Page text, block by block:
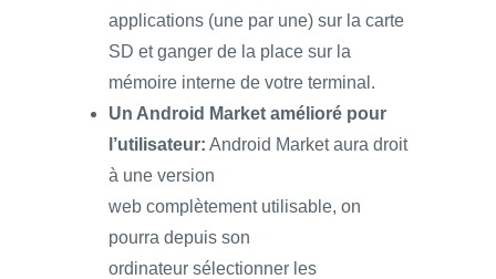
applications (une par une) sur la carte
SD et ganger de la place sur la
mémoire interne de votre terminal.
Un Android Market amélioré pour
l’utilisateur: Android Market aura droit
à une version
web complètement utilisable, on
pourra depuis son
ordinateur sélectionner les